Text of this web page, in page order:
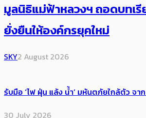
มูลนิธิแม่ฟ้าหลวงฯ ถอดบทเ
ยั่งยืนให้องค์กรยุคใหม่
SKY2 August 2026
รับมือ ‘ไฟ ฝุ่น แล้ง น้ำ’ มหันตภัยใกล้ตัว จา
30 July 2026